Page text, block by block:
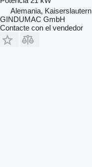
Alemania, Kaiserslautern
GINDUMAC GmbH
Contacte con el vendedor